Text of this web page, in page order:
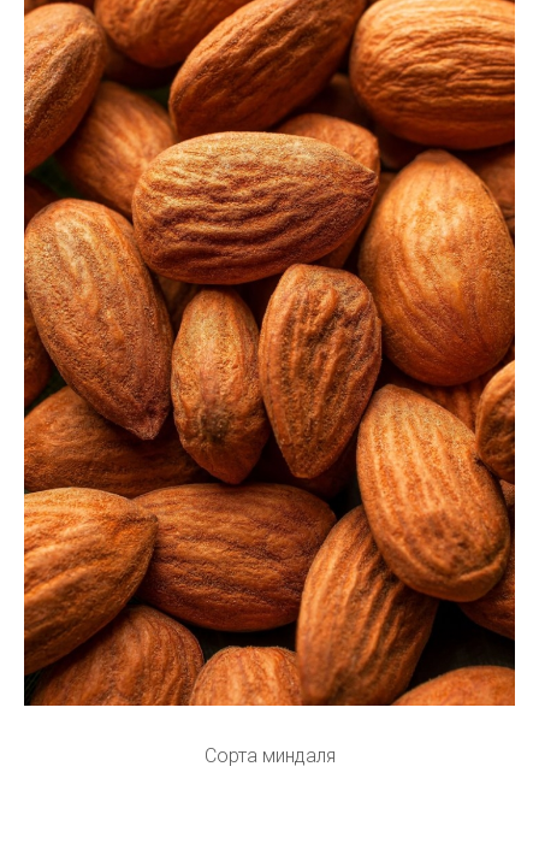
Сорта миндаля